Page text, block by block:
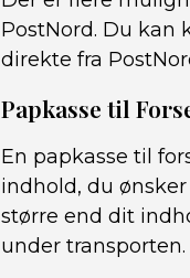
PostNord. Du kan
direkte fra
Papkasse til
En papkasse til
indhold, du
større end dit
under transporten.